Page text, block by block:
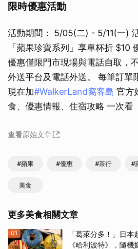
限時優惠活動
活動期間： 5/05(二) - 5/11(一)
「蘋果珍寶系列」享單杯折 $10
優惠僅限門市現場與電話自取，
外送平台及電話外送。 每筆訂單
現在加#WalkerLand窩客島 官⽅
食、優惠情報、住宿攻略 一次看
查看原始文章
#蘋果 #優惠 #茶行 #
美食
更多美食相關文章
01
「葛萊分多！」日
《哈利波特》，隨機